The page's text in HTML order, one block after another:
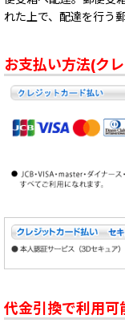
れた上で、配達を行う
お支払い方法(ク
代金引換で利用可